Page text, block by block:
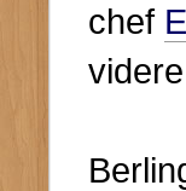
chef